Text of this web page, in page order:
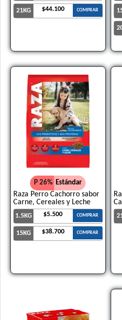
21KG $44.100 COMPRAR
P 26% Estándar
Raza Perro Cachorro sabor
Carne, Cereales y Leche
1.5KG $5.500 COMPRAR
15KG $38.700 COMPRAR